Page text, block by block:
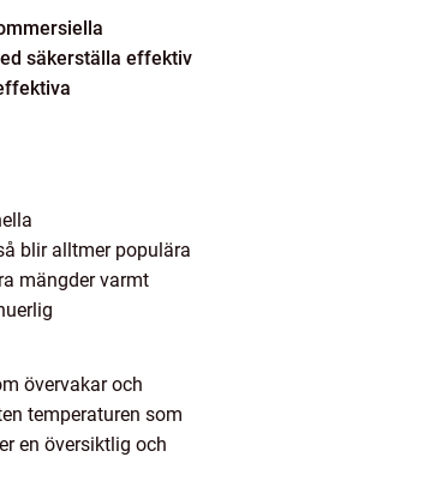
säkerställa effektiv
blir alltmer populära
mängder varmt
övervakar och
temperaturen som
en översiktlig och